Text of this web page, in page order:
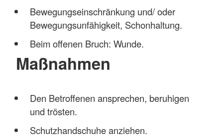
Bewegungseinschränkung und/ oder
Bewegungsunfähigkeit, Schonhaltung.
Beim offenen Bruch: Wunde.
Maßnahmen
Den Betroffenen ansprechen, beruhigen
und trösten.
Schutzhandschuhe anziehen.